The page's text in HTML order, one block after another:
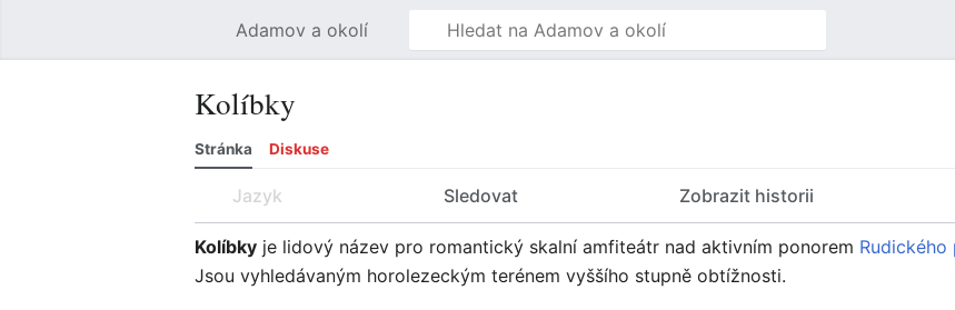
Adamov a okolí
Kolíbky
Stránka Diskuse
Jazyk Sledovat Zobrazit historii
Kolíbky je lidový název pro romantický skalní amfiteátr nad aktivním ponorem Rudického
Jsou vyhledávaným horolezeckým terénem vyššího stupně obtížnosti.